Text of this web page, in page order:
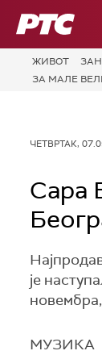
РТС
ЖИВОТ
ЗА МАЛЕ
ЧЕТВРТАК,
Сара
је
МУЗИКА